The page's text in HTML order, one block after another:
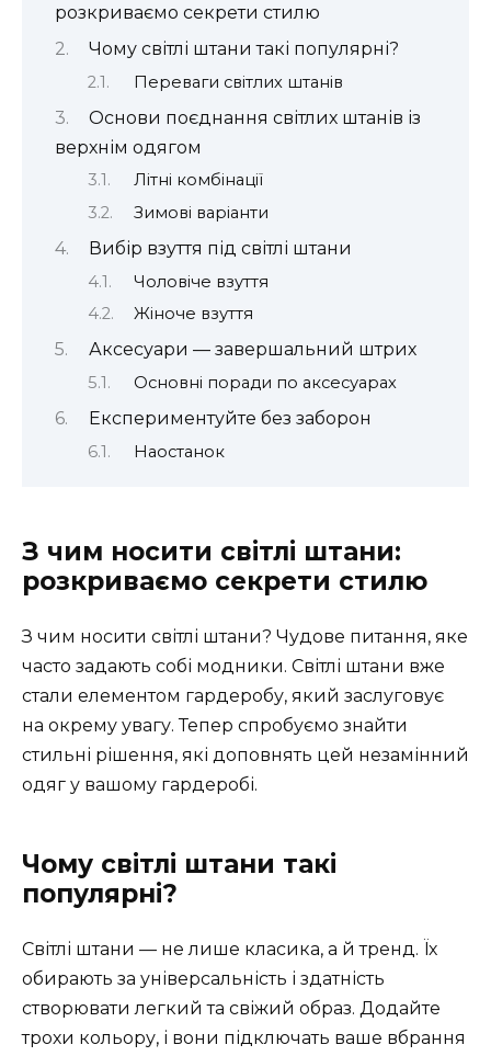
розкриваємо секрети стилю
Чому світлі штани такі популярні?
Переваги світлих штанів
Основи поєднання світлих штанів із
верхнім одягом
Літні комбінації
Зимові варіанти
Вибір взуття під світлі штани
Чоловіче взуття
Жіноче взуття
Аксесуари — завершальний штрих
Основні поради по аксесуарах
Експериментуйте без заборон
Наостанок
З чим носити світлі штани:
розкриваємо секрети стилю
З чим носити світлі штани? Чудове питання, яке
часто задають собі модники. Світлі штани вже
стали елементом гардеробу, який заслуговує
на окрему увагу. Тепер спробуємо знайти
стильні рішення, які доповнять цей незамінний
одяг у вашому гардеробі.
Чому світлі штани такі
популярні?
Світлі штани — не лише класика, а й тренд. Їх
обирають за універсальність і здатність
створювати легкий та свіжий образ. Додайте
трохи кольору, і вони підключать ваше вбрання